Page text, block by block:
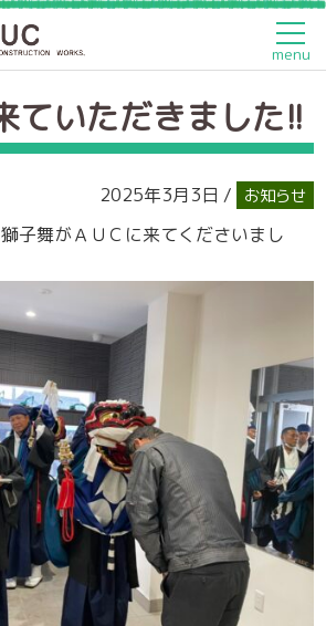
menu
せ>獅子舞に来ていただきました!!
ていただきました!!
2025年3月3日 / お知らせ
子舞がＡＵＣに来てくださいまし